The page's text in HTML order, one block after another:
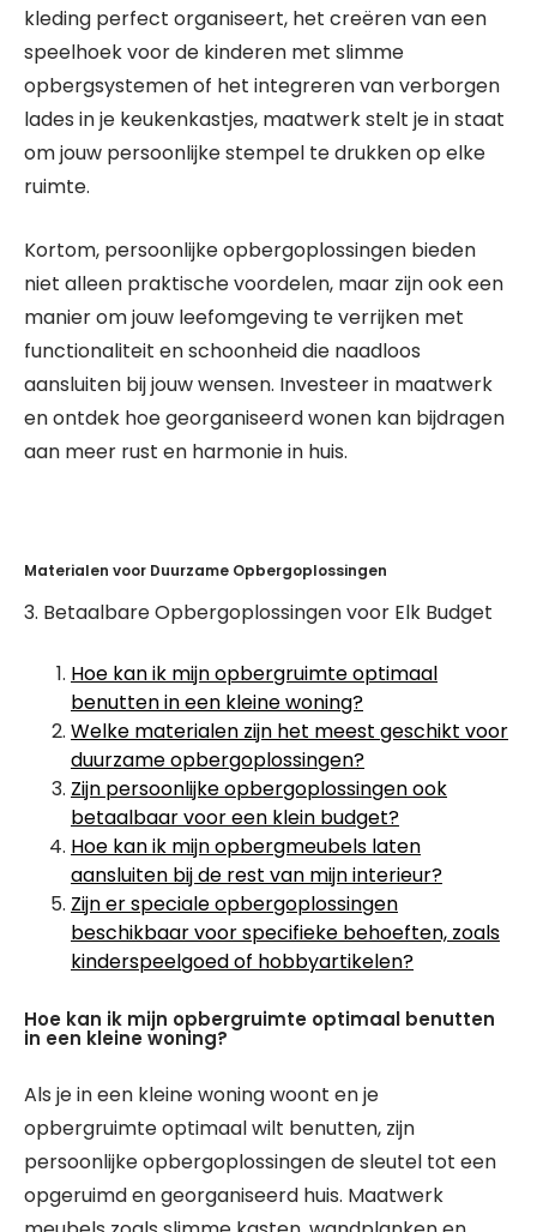
kleding perfect organiseert, het creëren van een
speelhoek voor de kinderen met slimme
opbergsystemen of het integreren van verborgen
lades in je keukenkastjes, maatwerk stelt je in staat
om jouw persoonlijke stempel te drukken op elke
ruimte.
Kortom, persoonlijke opbergoplossingen bieden
niet alleen praktische voordelen, maar zijn ook een
manier om jouw leefomgeving te verrijken met
functionaliteit en schoonheid die naadloos
aansluiten bij jouw wensen. Investeer in maatwerk
en ontdek hoe georganiseerd wonen kan bijdragen
aan meer rust en harmonie in huis.
Materialen voor Duurzame Opbergoplossingen
3. Betaalbare Opbergoplossingen voor Elk Budget
Hoe kan ik mijn opbergruimte optimaal
benutten in een kleine woning?
Welke materialen zijn het meest geschikt voor
duurzame opbergoplossingen?
Zijn persoonlijke opbergoplossingen ook
betaalbaar voor een klein budget?
Hoe kan ik mijn opbergmeubels laten
aansluiten bij de rest van mijn interieur?
Zijn er speciale opbergoplossingen
beschikbaar voor specifieke behoeften, zoals
kinderspeelgoed of hobbyartikelen?
Hoe kan ik mijn opbergruimte optimaal benutten
in een kleine woning?
Als je in een kleine woning woont en je
opbergruimte optimaal wilt benutten, zijn
persoonlijke opbergoplossingen de sleutel tot een
opgeruimd en georganiseerd huis. Maatwerk